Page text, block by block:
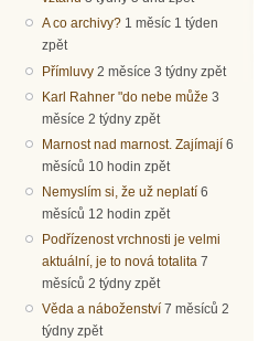
A co archivy? 1 měsíc 1 týden
zpět
Přímluvy 2 měsíce 3 týdny zpět
Karl Rahner "do nebe může 3
měsíce 2 týdny zpět
Marnost nad marnost. Zajímají 6
měsíců 10 hodin zpět
Nemyslím si, že už neplatí 6
měsíců 12 hodin zpět
Podřízenost vrchnosti je velmi
aktuální, je to nová totalita 7
měsíců 2 týdny zpět
Věda a náboženství 7 měsíců 2
týdny zpět